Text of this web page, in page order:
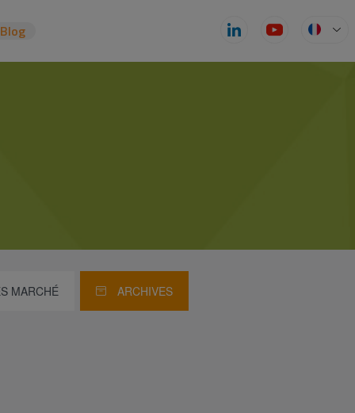
MARCHÉ ARCHIVES